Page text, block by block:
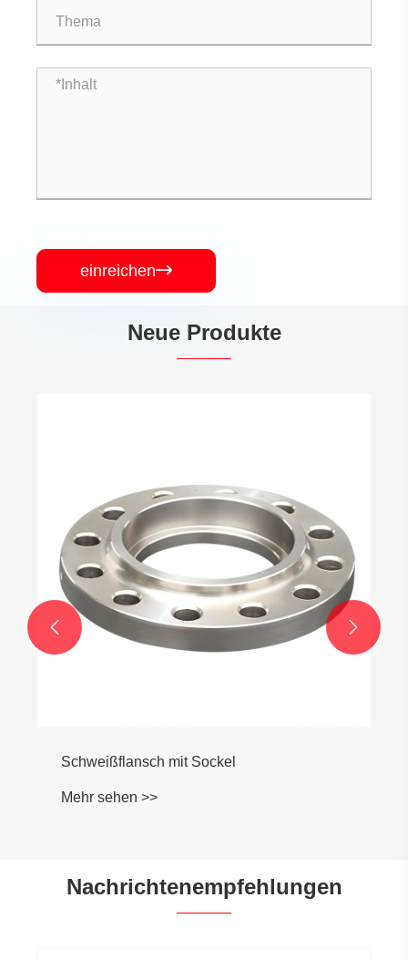
einreichen
Neue Produkte
Mehr sehen >>
 
Nachrichtenempfehlungen